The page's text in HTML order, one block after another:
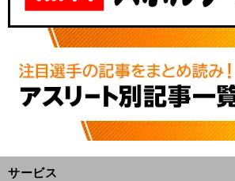
サービス